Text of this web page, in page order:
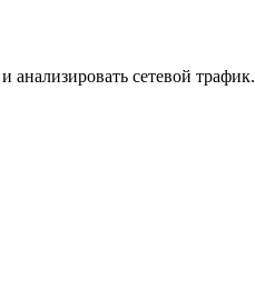
сетевой трафик.